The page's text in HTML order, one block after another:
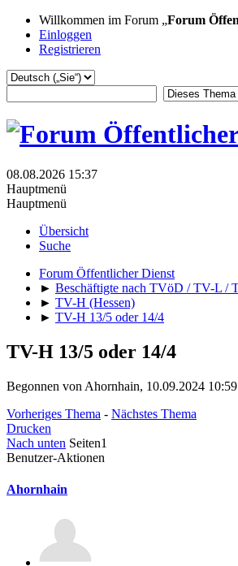
Willkommen im Forum „Forum
Einloggen
Registrieren
08.08.2026 15:37
Hauptmenü
Hauptmenü
Übersicht
Suche
Forum Öffentlicher Dienst
► Beschäftigte nach TVöD / TV-L /
► TV-H (Hessen)
► TV-H 13/5 oder 14/4
TV-H 13/5 oder 14/4
Begonnen von Ahornhain, 10.09.2024 10:59
Vorheriges Thema - Nächstes Thema
Drucken
Nach unten Seiten1
Benutzer-Aktionen
Ahornhain